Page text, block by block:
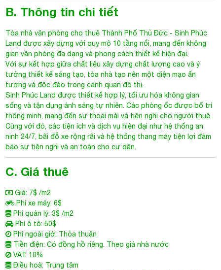
B. Thông tin chi tiết
Tòa nhà văn phòng cho thuê Thành Phố Thủ Đức - Sinh Phúc
Land được xây dựng với quy mô 10 tầng nổi, mang đến không
gian văn phòng đa dạng và phong cách thiết kế hiện đại.
Với sự kết hợp giữa chất liệu xây dựng chất lượng cao và ý
tưởng thiết kế sáng tạo, tòa nhà tạo nên một diện mạo ấn
tượng và độc đáo trong cảnh quan đô thị.
Sinh Phúc Landđược thiết kế hợp lý, tối ưu hóa không gian
sống và tận dụng ánh sáng tự nhiên. Các phòng ốc được bố trí
thông minh, mang đến sự thoải mái và tiện nghi cho người thuê .
Cùng với đó, các tiện ích và dịch vụ hiện đại như hệ thống an
ninh 24/7, bãi đỗ xe rộng rãi và hệ thống thang máy tiện lợi đảm
bảo sự tiện nghi và an toàn cho cư dân.
C. Giá thuê
Giá: 7$ /m2
Phí xe máy: 6$
Phí quản lý: 3$ /m2
Phí ô tô: 50$
Phí ngoài giờ: Thỏa thuận
Tiền điện: Có đồng hồ riêng. Theo giá nhà nước
VAT: 10%
Điều hoà: Trung tâm